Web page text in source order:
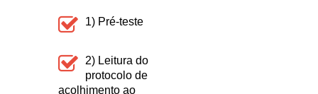
1) Pré-teste
2) Leitura do
protocolo de
acolhimento ao